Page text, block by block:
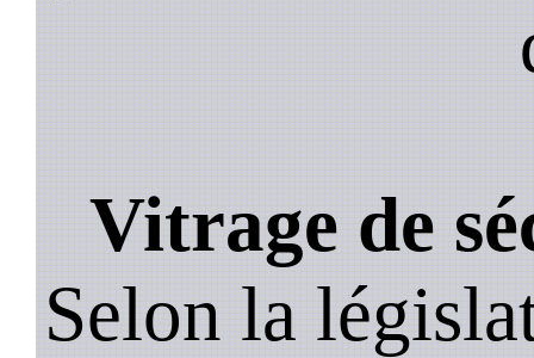
Vitrage de
Selon la